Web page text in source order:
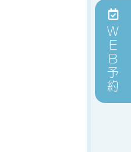
WEB予約